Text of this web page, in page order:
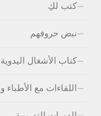
كتب لكِ
نبض حروفهم
كتاب الأشغال اليدوية
اللقاءات مع الأطباء